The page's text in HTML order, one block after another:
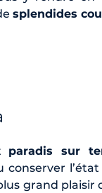
splendides
paradis sur
conserver
grand plaisir